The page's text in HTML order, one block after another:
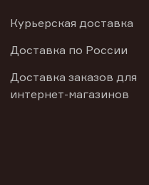
Курьерская доставка
Доставка по России
Доставка заказов для
интернет-магазинов